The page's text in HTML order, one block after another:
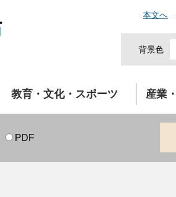
本文へ
背景色
教育・文化・スポーツ 産業
PDF